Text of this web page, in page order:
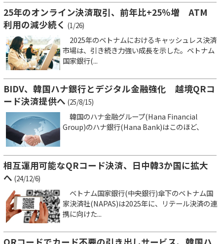
25年のオンライン決済取引、前年比+25％増 ATM
利用の減少続く (1/26)
2025年のベトナムにおけるキャッシュレス決済
市場は、引き続き力強い成長を示した。ベトナム
国家銀行(...
BIDV、韓国ハナ銀行とデジタル金融強化 越境QRコ
ード決済提供へ (25/8/15)
韓国のハナ金融グループ(Hana Financial
Group)のハナ銀行(Hana Bank)はこのほど、
相互運用可能なQRコード決済、日中韓3か国に拡大
へ (24/12/6)
ベトナム国家銀行(中央銀行)傘下のベトナム国
家決済社(NAPAS)は2025年に、リテール決済の連
携に向けた...